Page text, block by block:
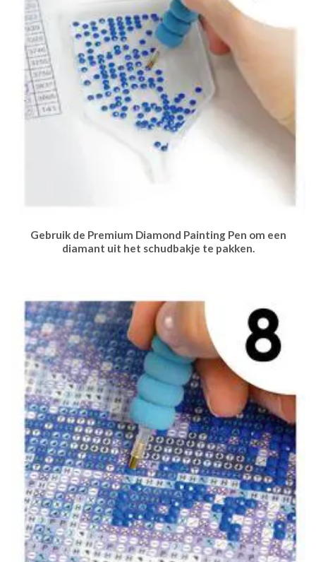
Gebruik de Premium Diamond Painting Pen om een
diamant uit het schudbakje te pakken.